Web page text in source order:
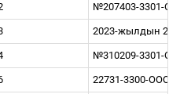
№207403-3301-
2023-жылдын
№310209-3301-
22731-3300-ООО